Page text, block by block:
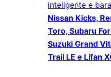
inteligente e
Nissan Kicks,
Toro, Subaru
Suzuki Grand
Trail LE e Lifan